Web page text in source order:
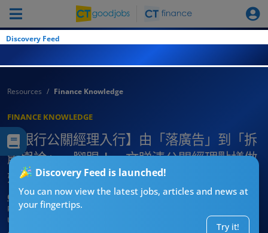
Discovery Feed
Discovery Feed is launched!
You can now view the latest jobs, articles and news at
your fingertips.
Try it!
Resources Finance Knowledge
FINANCE KNOWLEDGE
【銀行公關經理入行】由「落廣告」到「拆
解輿論」一腳踢！一文睇清公關經理點樣做
好銀行品牌！（附入職條件）
CT求職戰略師
Published:2026-08-01 21:06
Updated: